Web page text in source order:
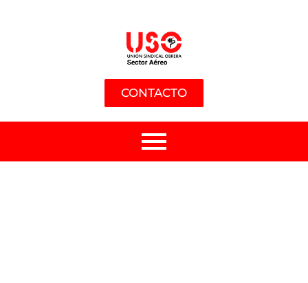
CONTACTO